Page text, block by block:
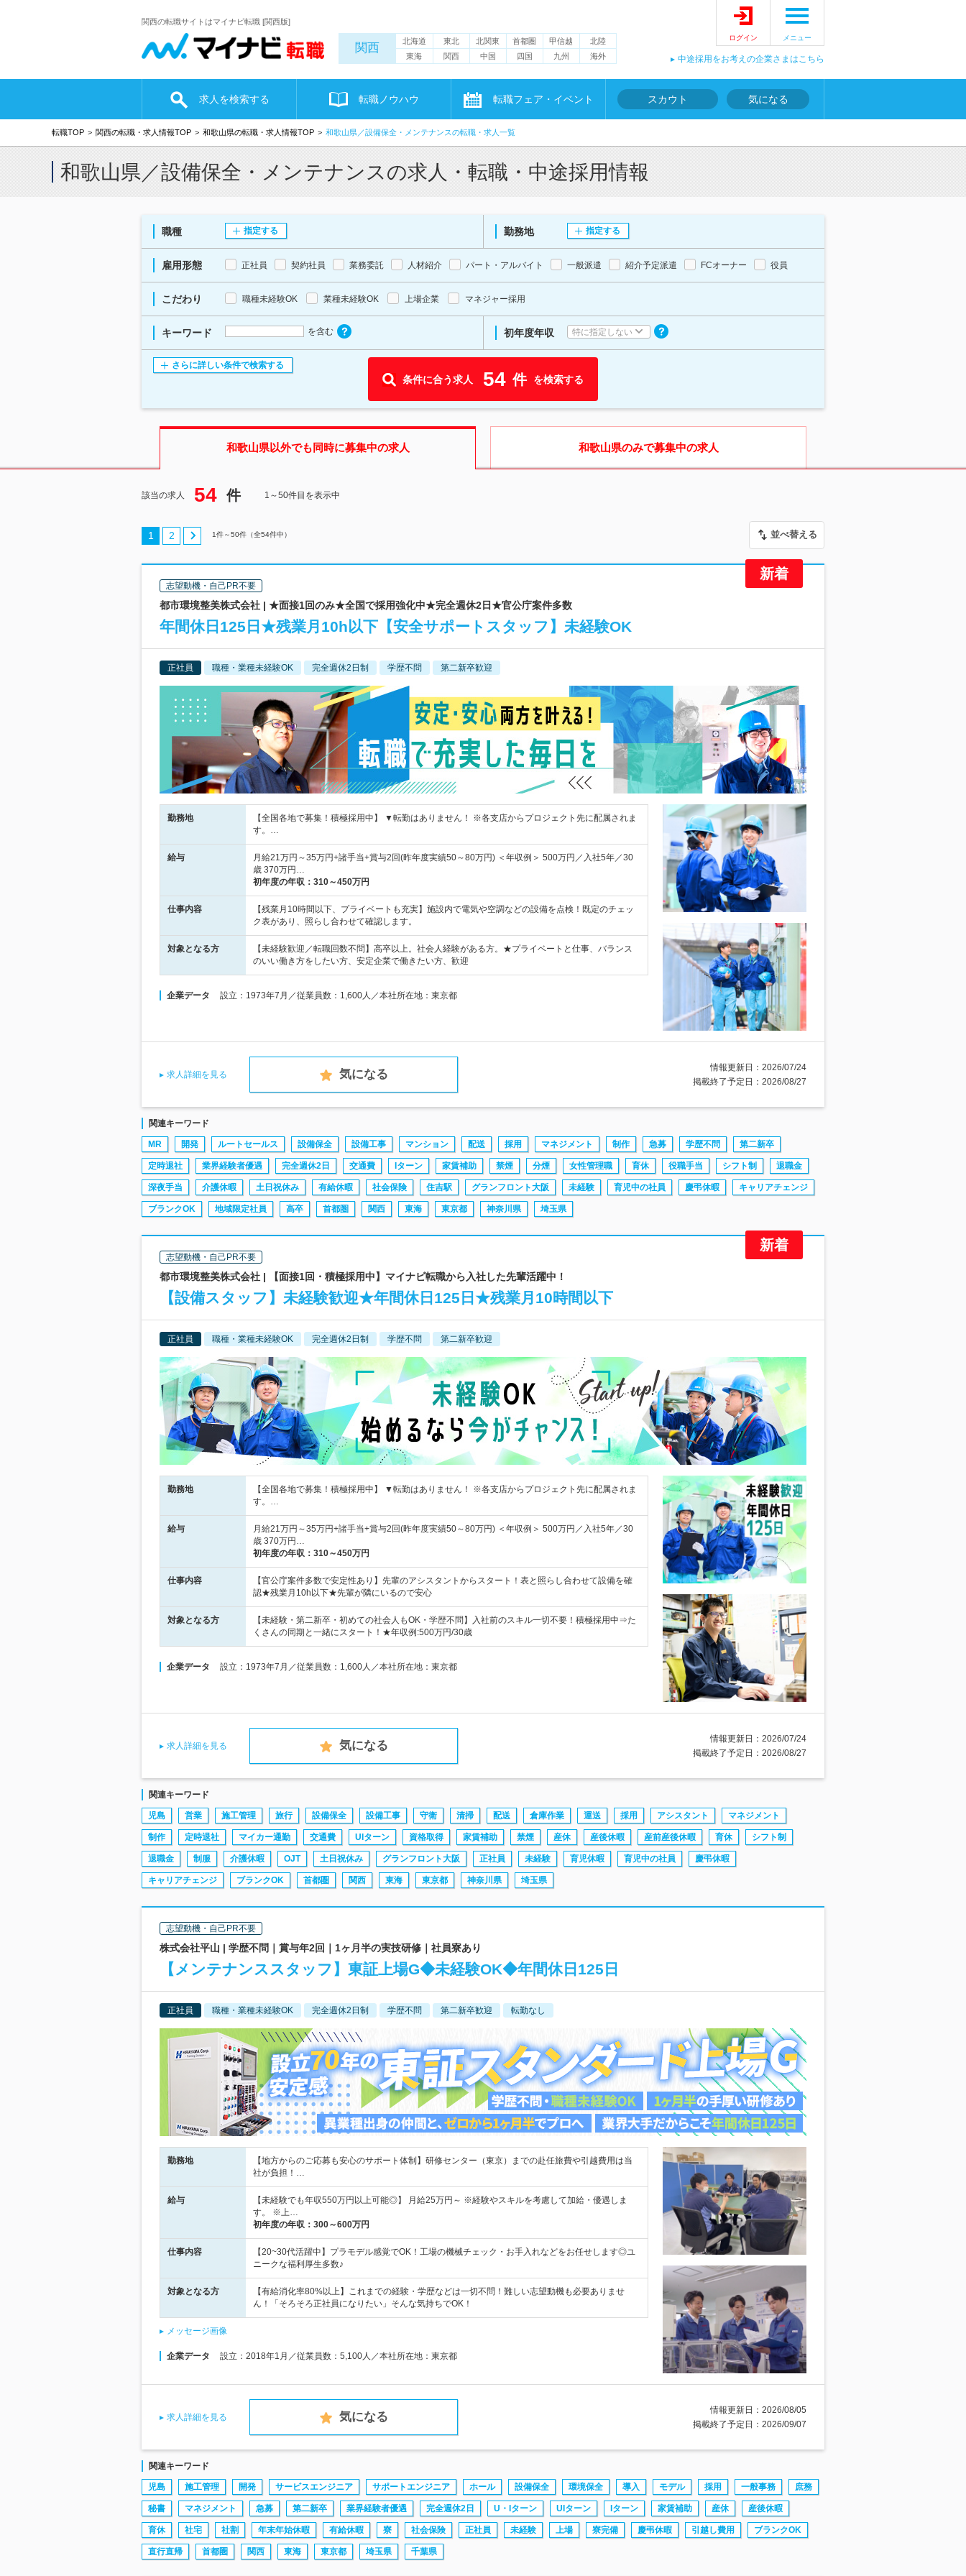
関西の転職サイトはマイナビ転職 [関西版]
関西 北海道 東北 北関東 首都圏 甲信越
北陸
東海
関西 中国 四国 九州 海外
ログイン メニュー
中途採用をお考えの企業さまはこちら
求人を検索する 転職ノウハウ 転職フェア・イベント スカウト 気になる
転職TOP 関西の転職・求人情報TOP 和歌山県の転職・求人情報TOP 和歌山県／設備保全・メンテナンスの転職・求人一覧
和歌山県／設備保全・メンテナンスの求人・転職・中途採用情報
職種 指定する 勤務地 指定する
雇用形態 正社員 契約社員 業務委託 人材紹介 パート・アルバイト 一般派遣 紹介予定派遣 FCオーナー 役員
こだわり 職種未経験OK 業種未経験OK 上場企業 マネジャー採用
キーワード を含む 初年度年収 特に指定しない
さらに詳しい条件で検索する
条件に合う求人 54 件 を検索する
和歌山県以外でも同時に募集中の求人 和歌山県のみで募集中の求人
該当の求人 54 件 1～50件目を表示中
1 2 1件～50件（全54件中） 並べ替える
志望動機・自己PR不要
都市環境整美株式会社 | ★面接1回のみ★全国で採用強化中★完全週休2日★官公庁案件多数
年間休日125日★残業月10h以下【安全サポートスタッフ】未経験OK
正社員 職種・業種未経験OK 完全週休2日制 学歴不問 第二新卒歓迎
勤務地
【全国各地で募集！積極採用中】 ▼転勤はありません！ ※各支店からプロジェクト先に配属されま
す。…
給与
月給21万円～35万円+諸手当+賞与2回(昨年度実績50～80万円) ＜年収例＞ 500万円／入社5年／30
歳 370万円…
初年度の年収： 310～450万円
仕事内容
【残業月10時間以下、プライベートも充実】施設内で電気や空調などの設備を点検！既定のチェッ
ク表があり、照らし合わせて確認します。
対象となる方
【未経験歓迎／転職回数不問】高卒以上。社会人経験がある方。★プライベートと仕事、バランス
のいい働き方をしたい方、安定企業で働きたい方、歓迎
企業データ 設立：1973年7月／従業員数：1,600人／本社所在地：東京都
求人詳細を見る 気になる
情報更新日：2026/07/24
掲載終了予定日：2026/08/27
関連キーワード
MR 開発 ルートセールス 設備保全 設備工事 マンション 配送 採用 マネジメント 制作 急募 学歴不問 第二新卒
定時退社 業界経験者優遇 完全週休2日 交通費 Iターン 家賃補助 禁煙 分煙 女性管理職 育休 役職手当 シフト制 退職金
深夜手当 介護休暇 土日祝休み 有給休暇 社会保険 住吉駅 グランフロント大阪 未経験 育児中の社員 慶弔休暇 キャリアチェンジ
ブランクOK 地域限定社員 高卒 首都圏 関西 東海 東京都 神奈川県 埼玉県
志望動機・自己PR不要
都市環境整美株式会社 | 【面接1回・積極採用中】マイナビ転職から入社した先輩活躍中！
【設備スタッフ】未経験歓迎★年間休日125日★残業月10時間以下
正社員 職種・業種未経験OK 完全週休2日制 学歴不問 第二新卒歓迎
勤務地
【全国各地で募集！積極採用中】 ▼転勤はありません！ ※各支店からプロジェクト先に配属されま
す。…
給与
月給21万円～35万円+諸手当+賞与2回(昨年度実績50～80万円) ＜年収例＞ 500万円／入社5年／30
歳 370万円…
初年度の年収： 310～450万円
仕事内容
【官公庁案件多数で安定性あり】先輩のアシスタントからスタート！表と照らし合わせて設備を確
認★残業月10h以下★先輩が隣にいるので安心
対象となる方
【未経験・第二新卒・初めての社会人もOK・学歴不問】入社前のスキル一切不要！積極採用中⇒た
くさんの同期と一緒にスタート！★年収例:500万円/30歳
企業データ 設立：1973年7月／従業員数：1,600人／本社所在地：東京都
求人詳細を見る 気になる
情報更新日：2026/07/24
掲載終了予定日：2026/08/27
関連キーワード
児島 営業 施工管理 旅行 設備保全 設備工事 守衛 清掃 配送 倉庫作業 運送 採用 アシスタント マネジメント
制作 定時退社 マイカー通勤 交通費 UIターン 資格取得 家賃補助 禁煙 産休 産後休暇 産前産後休暇 育休 シフト制
退職金 制服 介護休暇 OJT 土日祝休み グランフロント大阪 正社員 未経験 育児休暇 育児中の社員 慶弔休暇
キャリアチェンジ ブランクOK 首都圏 関西 東海 東京都 神奈川県 埼玉県
志望動機・自己PR不要
株式会社平山 | 学歴不問｜賞与年2回｜1ヶ月半の実技研修｜社員寮あり
【メンテナンススタッフ】東証上場G◆未経験OK◆年間休日125日
正社員 職種・業種未経験OK 完全週休2日制 学歴不問 第二新卒歓迎 転勤なし
勤務地
【地方からのご応募も安心のサポート体制】研修センター（東京）までの赴任旅費や引越費用は当
社が負担！…
給与
【未経験でも年収550万円以上可能◎】 月給25万円～ ※経験やスキルを考慮して加給・優遇しま
す。 ※上…
初年度の年収： 300～600万円
仕事内容
【20~30代活躍中】プラモデル感覚でOK！工場の機械チェック・お手入れなどをお任せします◎ユ
ニークな福利厚生多数♪
対象となる方
【有給消化率80%以上】これまでの経験・学歴などは一切不問！難しい志望動機も必要ありませ
ん！「そろそろ正社員になりたい」そんな気持ちでOK！
メッセージ画像
企業データ 設立：2018年1月／従業員数：5,100人／本社所在地：東京都
求人詳細を見る 気になる
情報更新日：2026/08/05
掲載終了予定日：2026/09/07
関連キーワード
児島 施工管理 開発 サービスエンジニア サポートエンジニア ホール 設備保全 環境保全 導入 モデル 採用 一般事務 庶務
秘書 マネジメント 急募 第二新卒 業界経験者優遇 完全週休2日 U・Iターン UIターン Iターン 家賃補助 産休 産後休暇
育休 社宅 社割 年末年始休暇 有給休暇 寮 社会保険 正社員 未経験 上場 寮完備 慶弔休暇 引越し費用 ブランクOK
直行直帰 首都圏 関西 東海 東京都 埼玉県 千葉県